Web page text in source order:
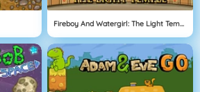
Fireboy And Watergirl: The Light Temple